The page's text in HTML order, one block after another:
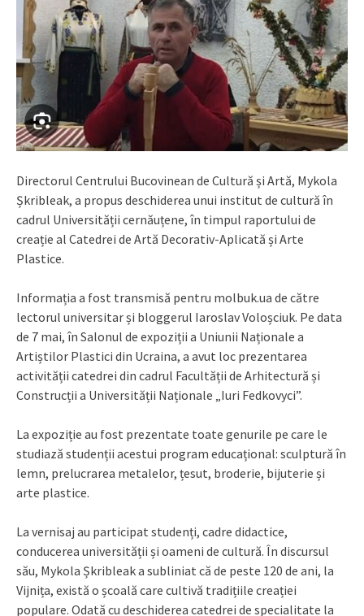
Directorul Centrului Bucovinean de Cultură și Artă, Mykola
Șkribleak, a propus deschiderea unui institut de cultură în
cadrul Universității cernăuțene, în timpul raportului de
creație al Catedrei de Artă Decorativ-Aplicată și Arte
Plastice.
Informația a fost transmisă pentru molbuk.ua de către
lectorul universitar și bloggerul Iaroslav Voloșciuk. Pe data
de 7 mai, în Salonul de expoziții a Uniunii Naționale a
Artiștilor Plastici din Ucraina, a avut loc prezentarea
activității catedrei din cadrul Facultății de Arhitectură și
Construcții a Universității Naționale „Iuri Fedkovyci”.
La expoziție au fost prezentate toate genurile pe care le
studiază studenții acestui program educațional: sculptură în
lemn, prelucrarea metalelor, țesut, broderie, bijuterie și
arte plastice.
La vernisaj au participat studenți, cadre didactice,
conducerea universității și oameni de cultură. În discursul
său, Mykola Șkribleak a subliniat că de peste 120 de ani, la
Vijnița, există o școală care cultivă tradițiile creației
populare. Odată cu deschiderea catedrei de specialitate la